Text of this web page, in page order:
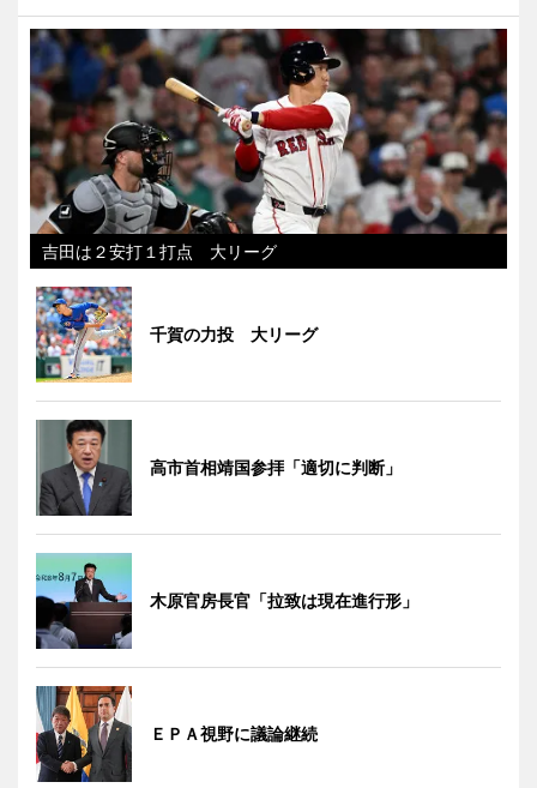
吉田は２安打１打点 大リーグ
千賀の力投 大リーグ
高市首相靖国参拝「適切に判断」
木原官房長官「拉致は現在進行形」
ＥＰＡ視野に議論継続